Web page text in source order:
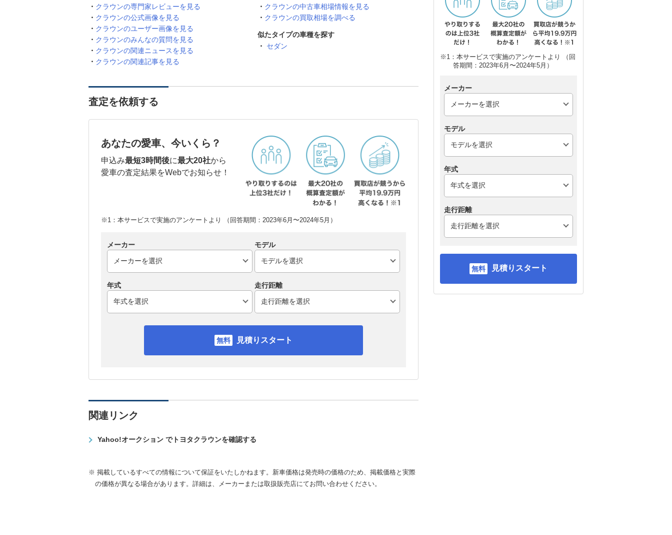
クラウンの専門家レビューを見る
クラウンの公式画像を見る
クラウンのユーザー画像を見る
クラウンのみんなの質問を見る
クラウンの関連ニュースを見る
クラウンの関連記事を見る
クラウンの中古車相場情報を見る
クラウンの買取相場を調べる
似たタイプの車種を探す
セダン
査定を依頼する
あなたの愛車、今いくら？
申込み最短3時間後に最大20社から
愛車の査定結果をWebでお知らせ！
※1：本サービスで実施のアンケートより （回答期間：2023年6月〜2024年5月）
メーカー モデル
年式 走行距離
見積りスタート
関連リンク
Yahoo!オークション でトヨタクラウンを確認する
※ 掲載しているすべての情報について保証をいたしかねます。新車価格は発売時の価格のため、掲載価格と実際
の価格が異なる場合があります。詳細は、メーカーまたは取扱販売店にてお問い合わせください。
※1：本サービスで実施のアンケートより （回
答期間：2023年6月〜2024年5月）
メーカー
モデル
年式
走行距離
見積りスタート